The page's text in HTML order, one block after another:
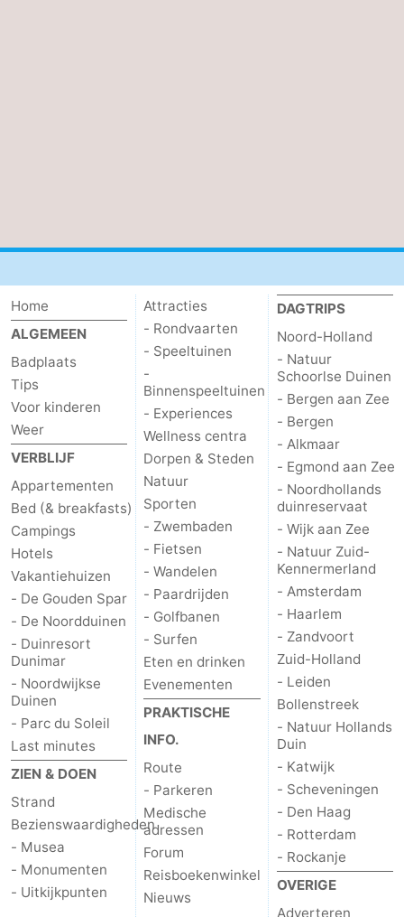
Home
ALGEMEEN
Badplaats
Tips
Voor kinderen
Weer
VERBLIJF
Appartementen
Bed (& breakfasts)
Campings
Hotels
Vakantiehuizen
- De Gouden Spar
- De Noordduinen
- Duinresort
Dunimar
- Noordwijkse
Duinen
- Parc du Soleil
Last minutes
ZIEN & DOEN
Strand
Bezienswaardigheden
- Musea
- Monumenten
- Uitkijkpunten
Attracties
- Rondvaarten
- Speeltuinen
-
Binnenspeeltuinen
- Experiences
Wellness centra
Dorpen & Steden
Natuur
Sporten
- Zwembaden
- Fietsen
- Wandelen
- Paardrijden
- Golfbanen
- Surfen
Eten en drinken
Evenementen
PRAKTISCHE
INFO.
Route
- Parkeren
Medische
adressen
Forum
Reisboekenwinkel
Nieuws
DAGTRIPS
Noord-Holland
- Natuur
Schoorlse Duinen
- Bergen aan Zee
- Bergen
- Alkmaar
- Egmond aan Zee
- Noordhollands
duinreservaat
- Wijk aan Zee
- Natuur Zuid-
Kennermerland
- Amsterdam
- Haarlem
- Zandvoort
Zuid-Holland
- Leiden
Bollenstreek
- Natuur Hollands
Duin
- Katwijk
- Scheveningen
- Den Haag
- Rotterdam
- Rockanje
OVERIGE
Adverteren